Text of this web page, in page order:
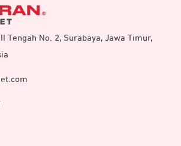
Tengah No. 2, Surabaya, Jawa Timur,